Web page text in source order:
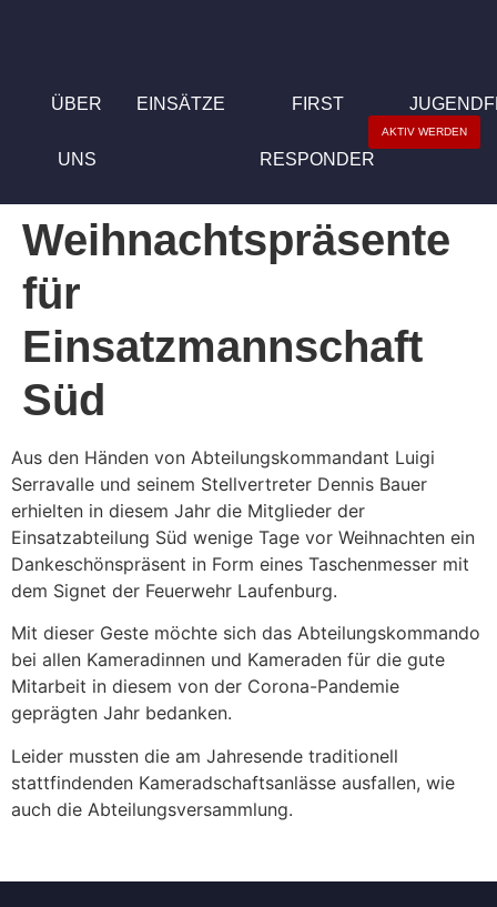
ÜBER
UNS
EINSÄTZE FIRST
RESPONDER
AKTIV WERDEN
Weihnachtspräsente
für
Einsatzmannschaft
Süd
Aus den Händen von Abteilungskommandant Luigi
Serravalle und seinem Stellvertreter Dennis Bauer
erhielten in diesem Jahr die Mitglieder der
Einsatzabteilung Süd wenige Tage vor Weihnachten ein
Dankeschönspräsent in Form eines Taschenmesser mit
dem Signet der Feuerwehr Laufenburg.
Mit dieser Geste möchte sich das Abteilungskommando
bei allen Kameradinnen und Kameraden für die gute
Mitarbeit in diesem von der Corona-Pandemie
geprägten Jahr bedanken.
Leider mussten die am Jahresende traditionell
stattfindenden Kameradschaftsanlässe ausfallen, wie
auch die Abteilungsversammlung.